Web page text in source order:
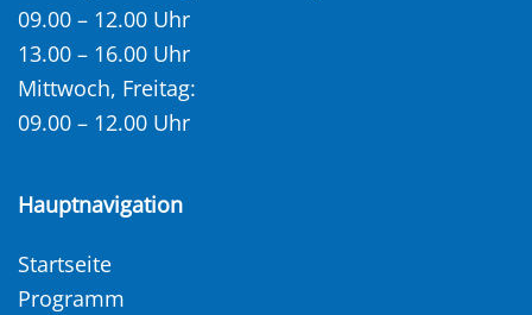
09.00 – 12.00 Uhr
13.00 – 16.00 Uhr
Mittwoch, Freitag:
09.00 – 12.00 Uhr
Hauptnavigation
Startseite
Programm